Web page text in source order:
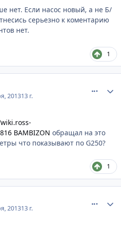
нет. Если насос новый, а не Б/
серьезно к коментарию
нет.
1
201313 г.
BAMBIZON обращал на это
что показывают по G250?
1
201313 г.